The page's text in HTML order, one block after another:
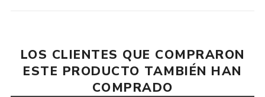
LOS CLIENTES QUE COMPRARON
ESTE PRODUCTO TAMBIÉN HAN
COMPRADO